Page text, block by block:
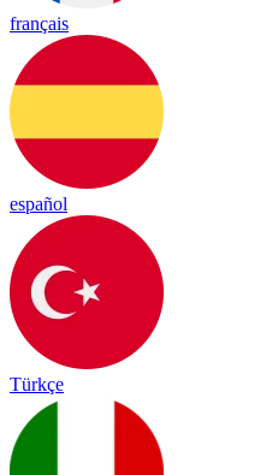
français
español
Türkçe